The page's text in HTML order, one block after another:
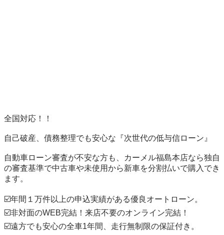
全国対応！！
自己破産、債務整理でも安心な『次世代の低与信ローン』
自動車ローン審査が不安な方も、カーメル福島本店なら独自
の審査基準で中古車や未使用から新車を分割払いで購入でき
ます。
☑️年間１万件以上の申込実績がある優良オートローン。
☑️非対面のWEB完結！来店不要のオンライン完結！
☑️遠方でも安心の全車1年間、走行無制限の保証付き。